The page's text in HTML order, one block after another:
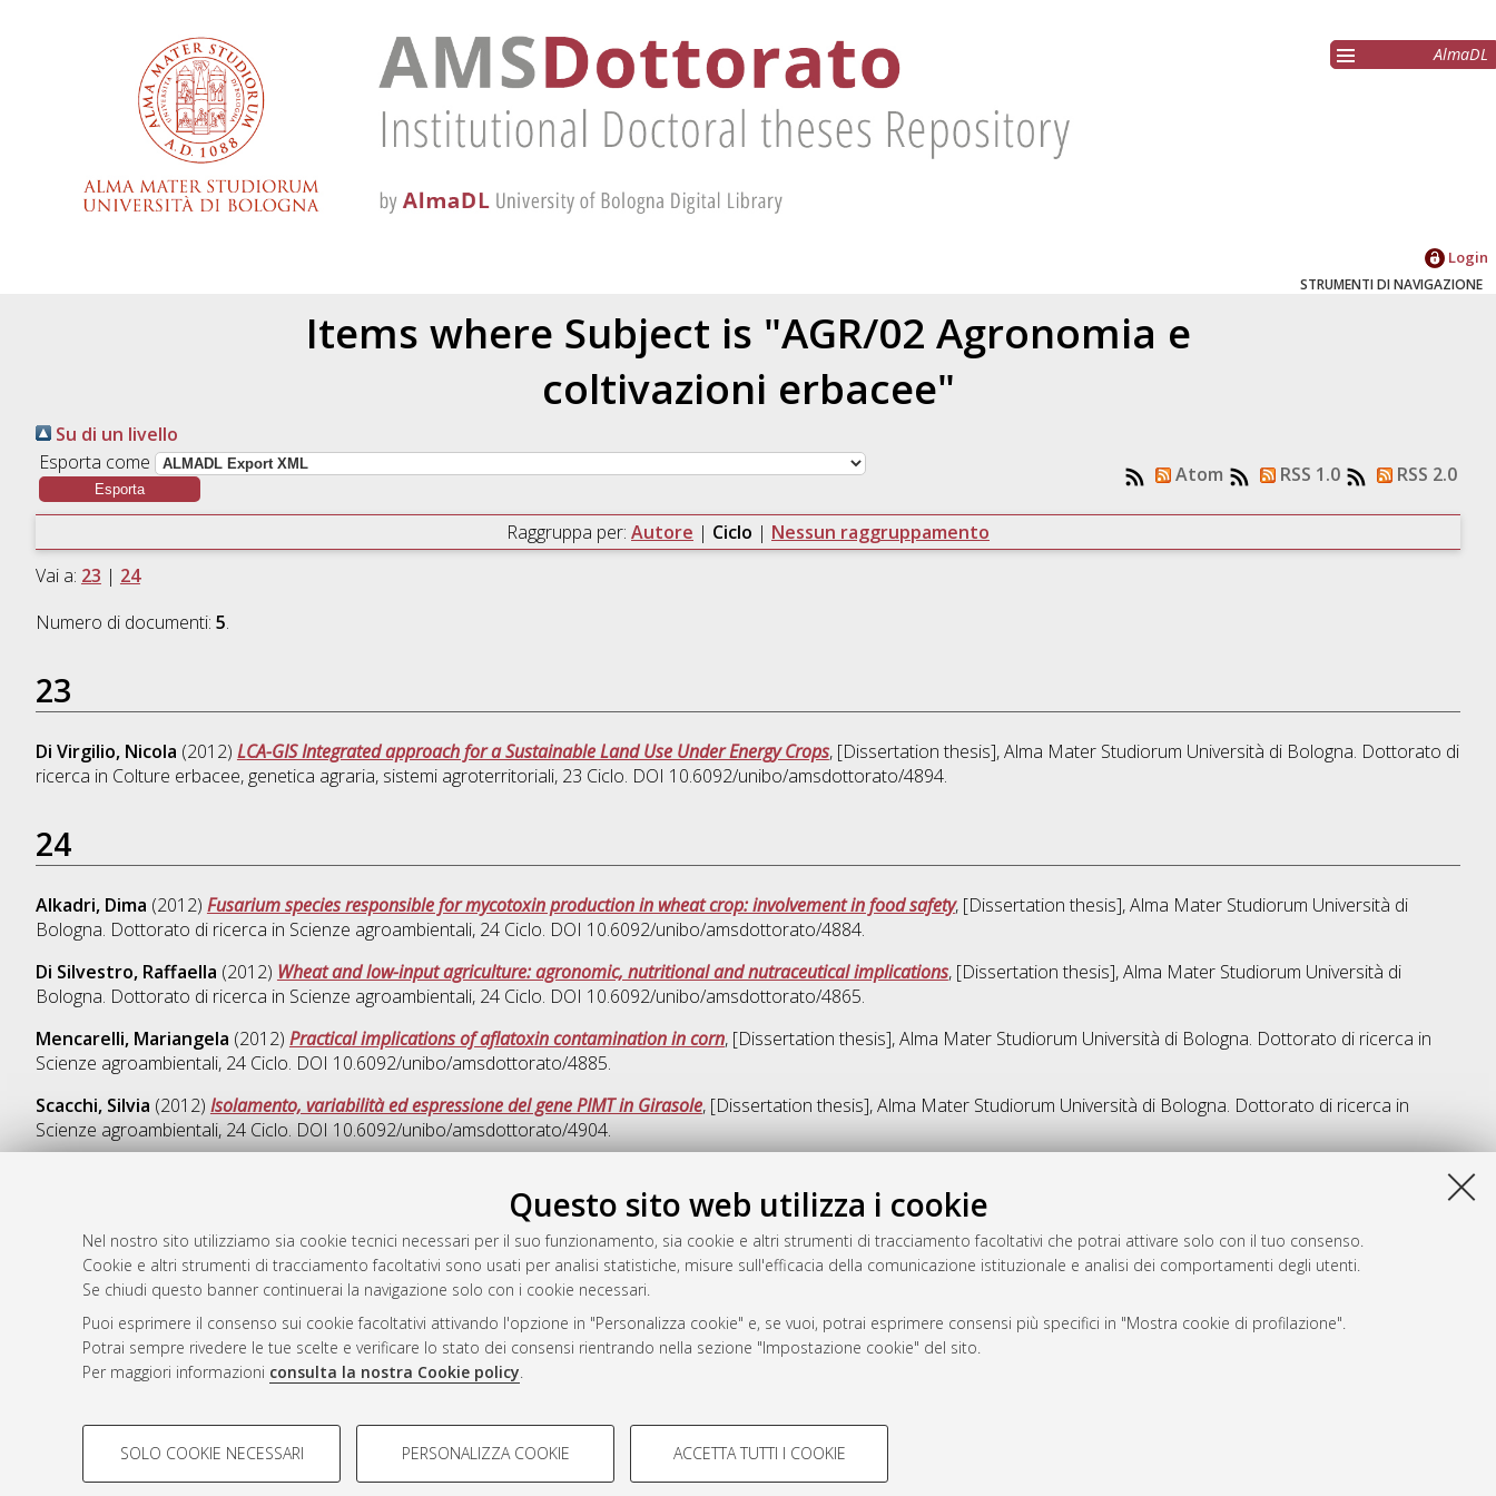
Questo sito web utilizza i cookie
Nel nostro sito utilizziamo sia cookie tecnici necessari per il suo funzionamento, sia cookie e altri strumenti di tracciamento facoltativi che potrai attivare solo con il tuo consenso.
Cookie e altri strumenti di tracciamento facoltativi sono usati per analisi statistiche, misure sull'efficacia della comunicazione istituzionale e analisi dei comportamenti degli utenti.
Se chiudi questo banner continuerai la navigazione solo con i cookie necessari.
Puoi esprimere il consenso sui cookie facoltativi attivando l'opzione in "Personalizza cookie" e, se vuoi, potrai esprimere consensi più specifici in "Mostra cookie di profilazione".
Potrai sempre rivedere le tue scelte e verificare lo stato dei consensi rientrando nella sezione "Impostazione cookie" del sito.
Per maggiori informazioni consulta la nostra Cookie policy.
COOKIE DI PROFILAZIONE - FACOLTATIVI COOKIE TECNICI - NECESSARI
SOLO COOKIE NECESSARI PERSONALIZZA COOKIE ACCETTA TUTTI I COOKIE
AlmaDL
Login
STRUMENTI DI NAVIGAZIONE
Items where Subject is "AGR/02 Agronomia e
coltivazioni erbacee"
Su di un livello
Esporta come
Atom RSS 1.0 RSS 2.0
Raggruppa per: Autore | Ciclo | Nessun raggruppamento
Vai a: 23 | 24
Numero di documenti: 5.
23
Di Virgilio, Nicola (2012) LCA-GIS Integrated approach for a Sustainable Land Use Under Energy Crops, [Dissertation thesis], Alma Mater Studiorum Università di Bologna. Dottorato di
ricerca in Colture erbacee, genetica agraria, sistemi agroterritoriali, 23 Ciclo. DOI 10.6092/unibo/amsdottorato/4894.
24
Alkadri, Dima (2012) Fusarium species responsible for mycotoxin production in wheat crop: involvement in food safety, [Dissertation thesis], Alma Mater Studiorum Università di
Bologna. Dottorato di ricerca in Scienze agroambientali, 24 Ciclo. DOI 10.6092/unibo/amsdottorato/4884.
Di Silvestro, Raffaella (2012) Wheat and low-input agriculture: agronomic, nutritional and nutraceutical implications, [Dissertation thesis], Alma Mater Studiorum Università di
Bologna. Dottorato di ricerca in Scienze agroambientali, 24 Ciclo. DOI 10.6092/unibo/amsdottorato/4865.
Mencarelli, Mariangela (2012) Practical implications of aflatoxin contamination in corn, [Dissertation thesis], Alma Mater Studiorum Università di Bologna. Dottorato di ricerca in
Scienze agroambientali, 24 Ciclo. DOI 10.6092/unibo/amsdottorato/4885.
Scacchi, Silvia (2012) Isolamento, variabilità ed espressione del gene PIMT in Girasole, [Dissertation thesis], Alma Mater Studiorum Università di Bologna. Dottorato di ricerca in
Scienze agroambientali, 24 Ciclo. DOI 10.6092/unibo/amsdottorato/4904.
Questa lista e' stata generata il Wed Aug 5 20:31:25 2026 CEST.
Atom
Rss 1.0
Rss 2.0
AMS Dottorato
ISSN: 2038-7946
Servizio implementato e gestito da
Impostazioni Cookie
Informativa sulla privacy
Condizioni d’uso del sito
© ALMA MATER STUDIORUM - Università di Bologna, 2007-2026.